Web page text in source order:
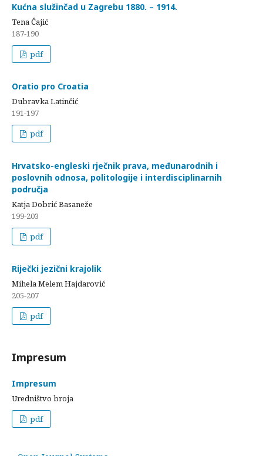
Kućna služinčad u Zagrebu 1880. – 1914.
Tena Čajić
187-190
pdf
Oratio pro Croatia
Dubravka Latinčić
191-197
pdf
Hrvatsko-engleski rječnik prava, međunarodnih i
poslovnih odnosa, politologije i interdisciplinarnih
područja
Katja Dobrić Basaneže
199-203
pdf
Riječki jezični krajolik
Mihela Melem Hajdarović
205-207
pdf
Impresum
Impresum
Uredništvo broja
pdf